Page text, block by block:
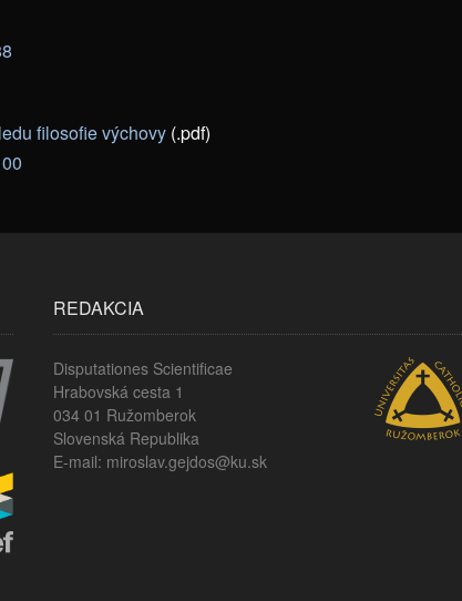
filosofie výchovy (.pdf)
REDAKCIA
Disputationes Scientificae
Hrabovská cesta 1
034 01 Ružomberok
Slovenská Republika
E-mail: miroslav.gejdos@ku.sk